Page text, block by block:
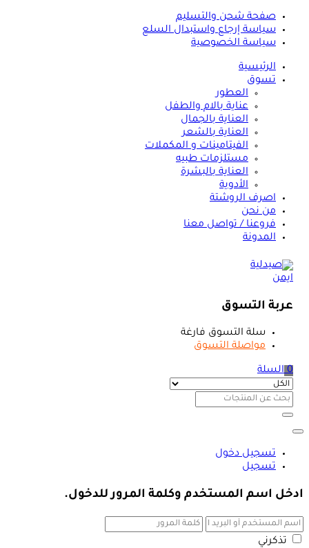
صفحة شحن والتسليم
سياسة إرجاع واستبدال السلع
سياسة الخصوصية
الرئيسية
تسوق
العطور
عناية بالام والطفل
العناية بالجمال
العناية بالشعر
الفيتامينات و المكملات
مستلزمات طبيه
العناية بالبشرة
الأدوية
اصرف الروشتة
من نحن
فروعنا / تواصل معنا
المدونة
عربة التسوق
سلة التسوق فارغة
مواصلة التسوق
0 السلة
تسجيل دخول
تسجيل
ادخل اسم المستخدم وكلمة المرور للدخول.
تذكرني